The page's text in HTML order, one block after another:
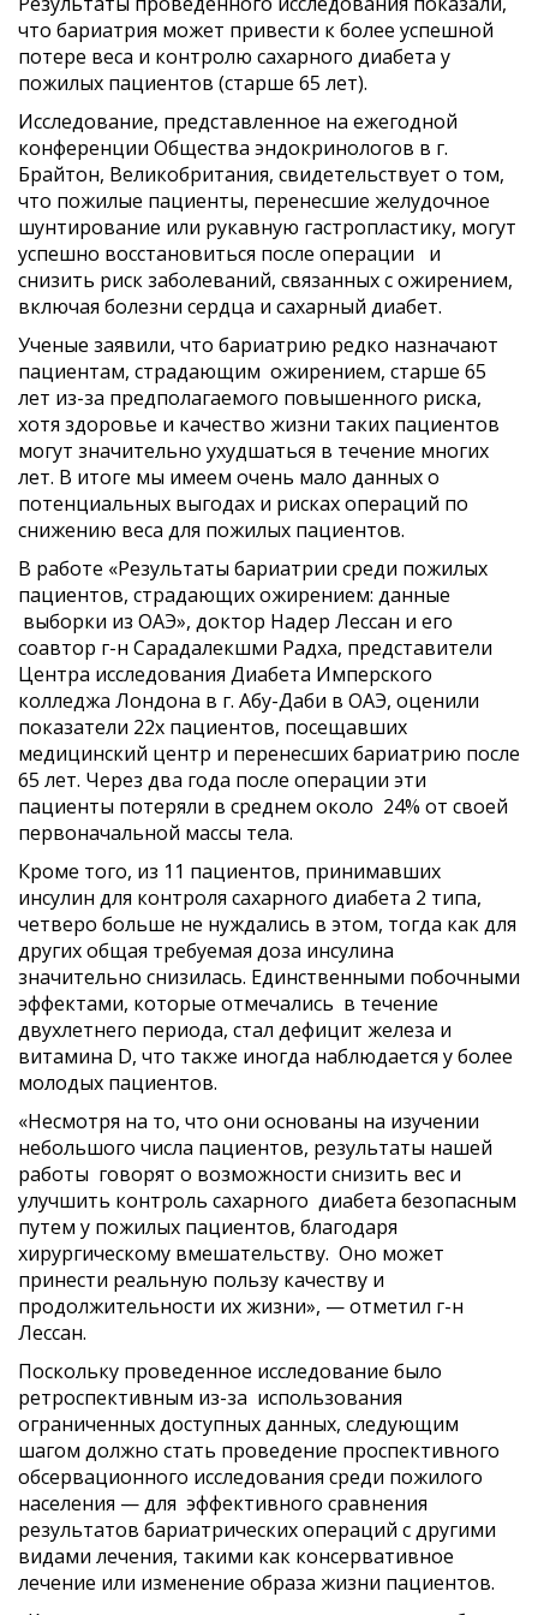
что бариатрия может привести к более успешной
потере веса и контролю сахарного диабета у
пожилых пациентов (старше 65 лет).
Исследование, представленное на ежегодной
конференции Общества эндокринологов в г.
Брайтон, Великобритания, свидетельствует о том,
что пожилые пациенты, перенесшие желудочное
шунтирование или рукавную гастропластику, могут
успешно восстановиться после операции и
снизить риск заболеваний, связанных с ожирением,
включая болезни сердца и сахарный диабет.
Ученые заявили, что бариатрию редко назначают
пациентам, страдающим ожирением, старше 65
лет из-за предполагаемого повышенного риска,
хотя здоровье и качество жизни таких пациентов
могут значительно ухудшаться в течение многих
лет. В итоге мы имеем очень мало данных о
потенциальных выгодах и рисках операций по
снижению веса для пожилых пациентов.
В работе «Результаты бариатрии среди пожилых
пациентов, страдающих ожирением: данные
выборки из ОАЭ», доктор Надер Лессан и его
соавтор г-н Сарадалекшми Радха, представители
Центра исследования Диабета Имперского
колледжа Лондона в г. Абу-Даби в ОАЭ, оценили
показатели 22х пациентов, посещавших
медицинский центр и перенесших бариатрию после
65 лет. Через два года после операции эти
пациенты потеряли в среднем около 24% от своей
первоначальной массы тела.
Кроме того, из 11 пациентов, принимавших
инсулин для контроля сахарного диабета 2 типа,
четверо больше не нуждались в этом, тогда как для
других общая требуемая доза инсулина
значительно снизилась. Единственными побочными
эффектами, которые отмечались в течение
двухлетнего периода, стал дефицит железа и
витамина D, что также иногда наблюдается у более
молодых пациентов.
«Несмотря на то, что они основаны на изучении
небольшого числа пациентов, результаты нашей
работы говорят о возможности снизить вес и
улучшить контроль сахарного диабета безопасным
путем у пожилых пациентов, благодаря
хирургическому вмешательству. Оно может
принести реальную пользу качеству и
продолжительности их жизни», — отметил г-н
Лессан.
Поскольку проведенное исследование было
ретроспективным из-за использования
ограниченных доступных данных, следующим
шагом должно стать проведение проспективного
обсервационного исследования среди пожилого
населения — для эффективного сравнения
результатов бариатрических операций с другими
видами лечения, такими как консервативное
лечение или изменение образа жизни пациентов.
КОНТАКТЫ
г. Москва Столярный пер., 3,
корп. 2
+7 (926) 656-49-80
info@ves.clinic
БЫСТРЫЕ ССЫЛКИ
Операции
Гид пациента
Об ожирении
Индекс массы тела
О бариатрии
До и после